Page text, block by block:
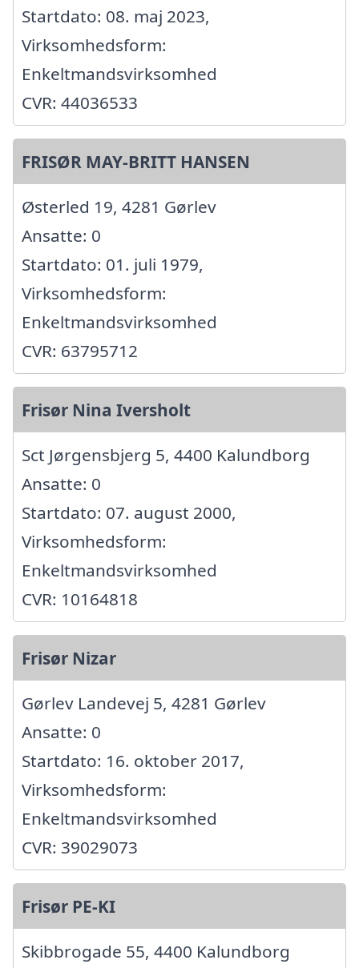
Startdato: 08. maj 2023,
Virksomhedsform:
Enkeltmandsvirksomhed
CVR: 44036533
FRISØR MAY-BRITT HANSEN
Østerled 19, 4281 Gørlev
Ansatte: 0
Startdato: 01. juli 1979,
Virksomhedsform:
Enkeltmandsvirksomhed
CVR: 63795712
Frisør Nina Iversholt
Sct Jørgensbjerg 5, 4400 Kalundborg
Ansatte: 0
Startdato: 07. august 2000,
Virksomhedsform:
Enkeltmandsvirksomhed
CVR: 10164818
Frisør Nizar
Gørlev Landevej 5, 4281 Gørlev
Ansatte: 0
Startdato: 16. oktober 2017,
Virksomhedsform:
Enkeltmandsvirksomhed
CVR: 39029073
Frisør PE-KI
Skibbrogade 55, 4400 Kalundborg